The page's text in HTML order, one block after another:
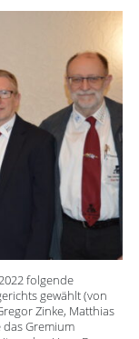
folgende
gewählt (von
Zinke, Matthias
das Gremium